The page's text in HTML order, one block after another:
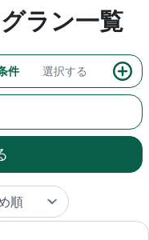
ラン一覧
件 選択する